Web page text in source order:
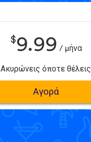
$9.99 / μήνα
Ακυρώνεις όποτε θέλεις
Αγορά